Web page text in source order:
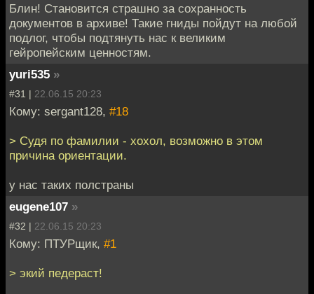
Блин! Становится страшно за сохранность
документов в архиве! Такие гниды пойдут на любой
подлог, чтобы подтянуть нас к великим
гейропейским ценностям.
yuri535 »
#31 | 22.06.15 20:23
Кому: sergant128, #18
> Судя по фамилии - хохол, возможно в этом
причина ориентации.
у нас таких полстраны
eugene107 »
#32 | 22.06.15 20:23
Кому: ПТУРщик, #1
> экий педераст!